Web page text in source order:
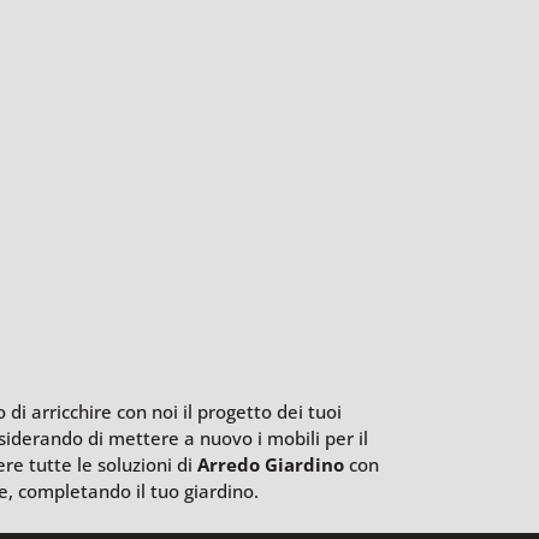
di arricchire con noi il progetto dei tuoi
di mettere a nuovo i mobili per il
tutte le soluzioni di Arredo Giardino con
completando il tuo giardino.